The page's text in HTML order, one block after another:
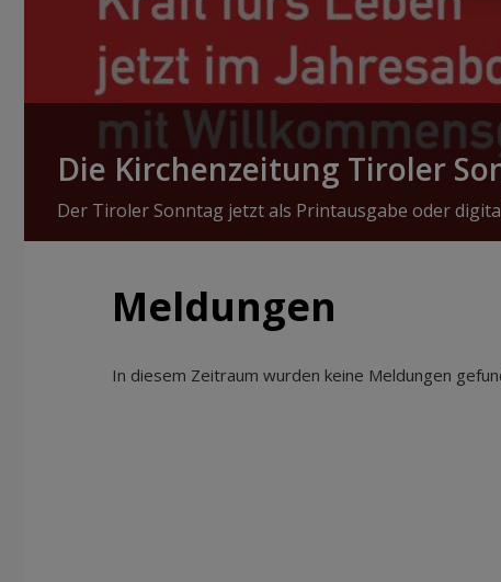
Die Kirchenzeitung Tiroler
Der Tiroler Sonntag jetzt als Printausgabe oder
Meldungen
In diesem Zeitraum wurden keine Meldungen